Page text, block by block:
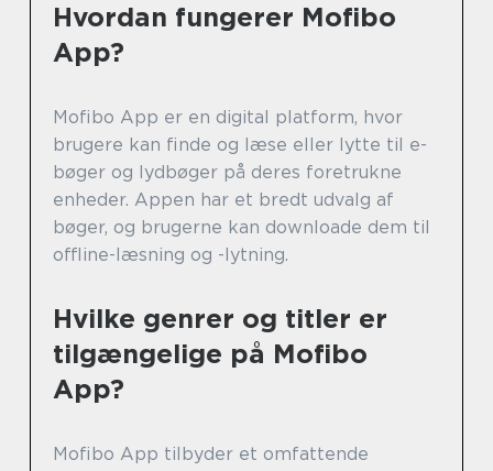
Hvordan fungerer Mofibo
App?
Mofibo App er en digital platform, hvor
brugere kan finde og læse eller lytte til e-
bøger og lydbøger på deres foretrukne
enheder. Appen har et bredt udvalg af
bøger, og brugerne kan downloade dem til
offline-læsning og -lytning.
Hvilke genrer og titler er
tilgængelige på Mofibo
App?
Mofibo App tilbyder et omfattende